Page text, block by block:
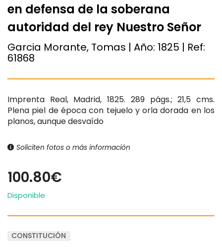
en defensa de la soberana
autoridad del rey Nuestro Señor
Garcia Morante, Tomas | Año: 1825 | Ref:
61868
Imprenta Real, Madrid, 1825. 289 págs.; 21,5 cms.
Plena piel de época con tejuelo y orla dorada en los
planos, aunque desvaído
Soliciten fotos o más información
100.80€
Disponible
CONSTITUCIÓN